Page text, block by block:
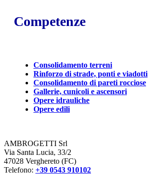
Competenze
Consolidamento terreni
Rinforzo di strade, ponti e viadotti
Consolidamento di pareti rocciose
Gallerie, cunicoli e ascensori
Opere idrauliche
Opere edili
AMBROGETTI Srl
Via Santa Lucia, 33/2
47028 Verghereto (FC)
Telefono: +39 0543 910102